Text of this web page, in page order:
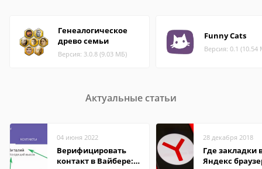
Генеалогическое
древо семьи
Версия: 3.0.8 (9.03 МБ)
Funny Cats
Версия: 0.1 (10.54
Актуальные статьи
04 июня 2022
Верифицировать
контакт в Вайбере:
28 декабря 2018
Где закладки
Яндекс